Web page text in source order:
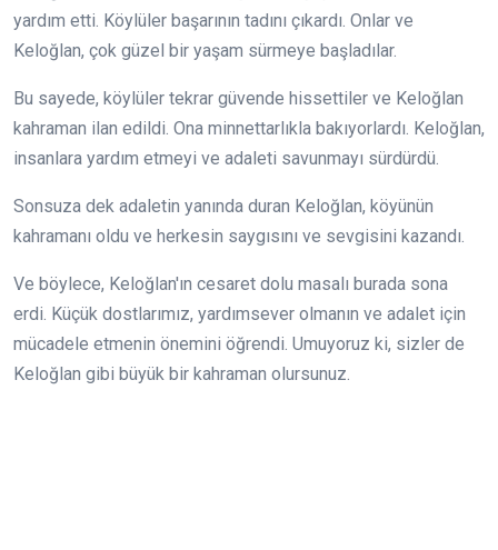
yardım etti. Köylüler başarının tadını çıkardı. Onlar ve
Keloğlan, çok güzel bir yaşam sürmeye başladılar.
Bu sayede, köylüler tekrar güvende hissettiler ve Keloğlan
kahraman ilan edildi. Ona minnettarlıkla bakıyorlardı. Keloğlan,
insanlara yardım etmeyi ve adaleti savunmayı sürdürdü.
Sonsuza dek adaletin yanında duran Keloğlan, köyünün
kahramanı oldu ve herkesin saygısını ve sevgisini kazandı.
Ve böylece, Keloğlan'ın cesaret dolu masalı burada sona
erdi. Küçük dostlarımız, yardımsever olmanın ve adalet için
mücadele etmenin önemini öğrendi. Umuyoruz ki, sizler de
Keloğlan gibi büyük bir kahraman olursunuz.